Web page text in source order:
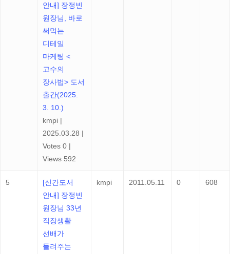
안내] 장정빈
원장님, 바로
써먹는
디테일
마케팅 <
고수의
장사법> 도서
출간(2025.
3. 10.)
kmpi |
2025.03.28 |
Votes 0 |
Views 592
5
[신간도서
안내] 장정빈
원장님 33년
직장생활
선배가
들려주는
kmpi 2011.05.11 0 608